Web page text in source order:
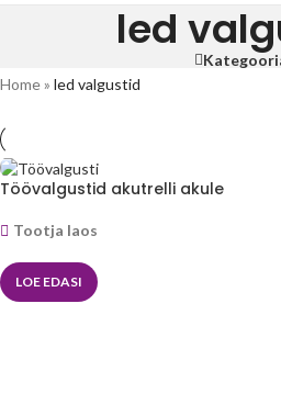
led
Home» led valgustid
Töövalgustid akutrelli akule
Tootja laos
LOE EDASI